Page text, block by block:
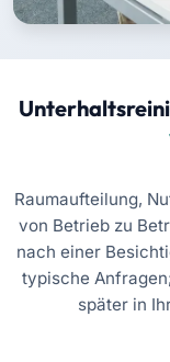
Raumaufteilung,
von Betrieb zu
nach einer
typische
später in